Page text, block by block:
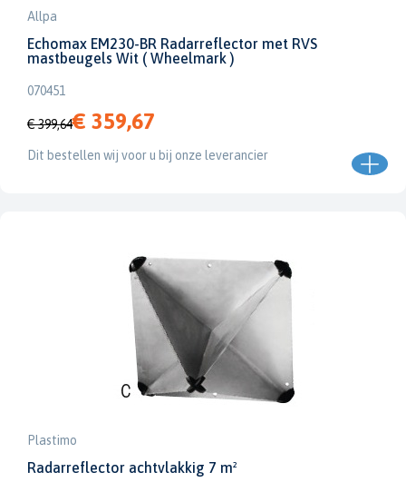
Allpa
Echomax EM230-BR Radarreflector met RVS
mastbeugels Wit ( Wheelmark )
070451
€ 399,64€ 359,67
Dit bestellen wij voor u bij onze leverancier
Plastimo
Radarreflector achtvlakkig 7 m²